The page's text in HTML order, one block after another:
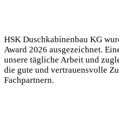
HSK Duschkabinenbau KG
Award 2026 ausgezeichnet.
unsere tägliche Arbeit und
die gute und vertrauensvolle
Fachpartnern.